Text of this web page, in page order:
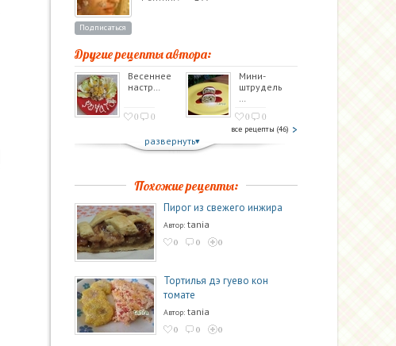
Подписаться
Другие рецепты автора:
Весеннее
настр…
0 0
Мини-
штрудель
0
0
все рецепты (46)
развернуть
Похожие рецепты:
Пирог из свежего инжира
Автор: tania
0 0 0
Тортилья дэ гуево кон
томате
Автор: tania
0 0 0